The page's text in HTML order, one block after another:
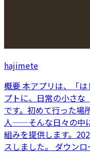
hajimete
概要 本アプリは、「
プトに、日常の小さな
です。初めて行った場
人——そんな日々の中
組みを提供します。
スしました。 ダウン